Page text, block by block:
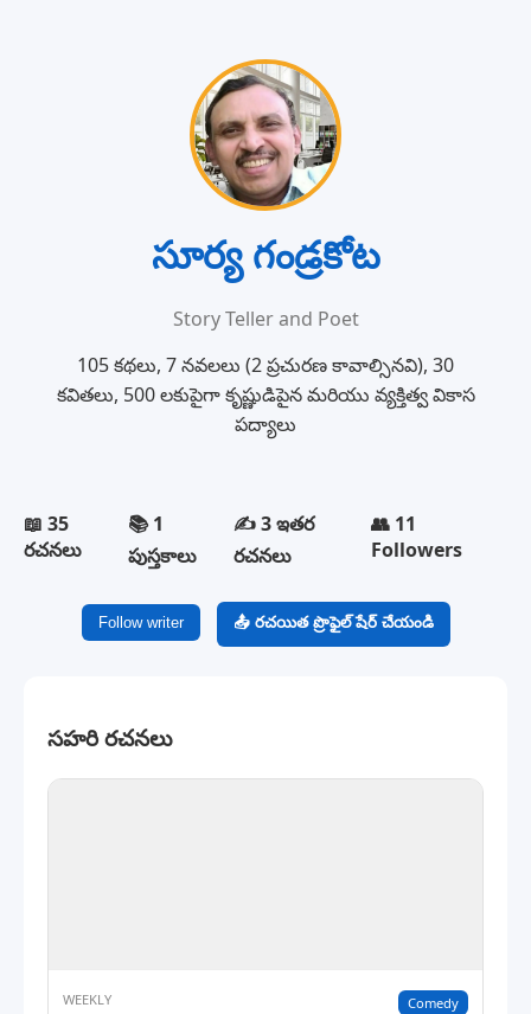
సూర్య గండ్రకోట
Story Teller and Poet
105 కథలు, 7 నవలలు (2 ప్రచురణ కావాల్సినవి), 30
కవితలు, 500 లకుపైగా కృష్ణుడిపైన మరియు వ్యక్తిత్వ వికాస
పద్యాలు
📖 35
రచనలు
📚 1
పుస్తకాలు
✍️ 3 ఇతర
రచనలు
👥 11
Followers
Follow writer 📤 రచయిత ప్రొఫైల్ షేర్ చేయండి
సహరి రచనలు
WEEKLY Comedy